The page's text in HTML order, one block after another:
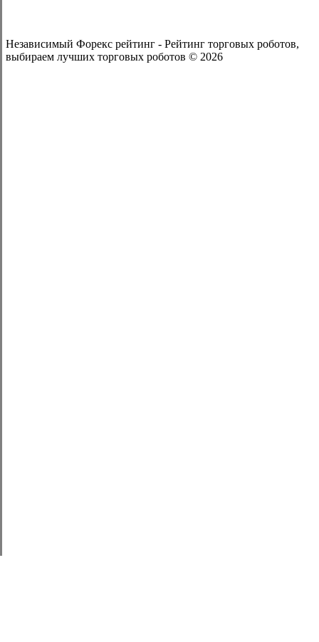
Независимый Форекс рейтинг - Рейтинг торговых роботов,
выбираем лучших торговых роботов © 2026